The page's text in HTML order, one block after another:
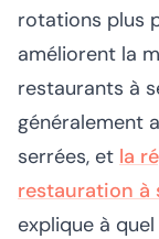
rotations plus
améliorent la
restaurants à
généralement
serrées, et la
restauration à
explique à